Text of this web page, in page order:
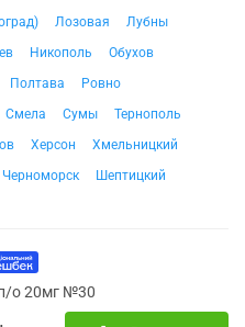
Лозовая
Лубны
Никополь
Обухов
Полтава
Ровно
Смела Сумы
Тернополь
Херсон
Хмельницкий
Черноморск Шептицкий
о 20мг №30